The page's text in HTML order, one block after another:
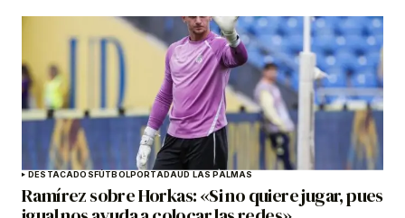
DESTACADOSFÚTBOLPORTADAUD LAS PALMAS
Ramírez sobre Horkas: «Si no quiere jugar, pues